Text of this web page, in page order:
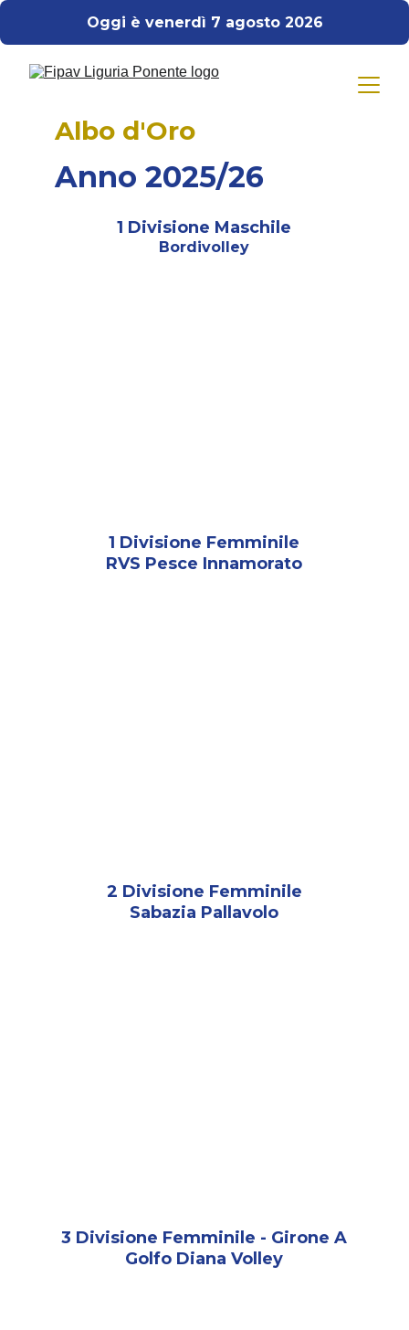
Oggi è venerdì 7 agosto 2026
Albo d'Oro
Anno 2025/26
1 Divisione Femminile
RVS Pesce Innamorato
1 Divisione Maschile
Bordivolley
2 Divisione Femminile
Sabazia Pallavolo
3 Divisione Femminile - Girone A
Golfo Diana Volley